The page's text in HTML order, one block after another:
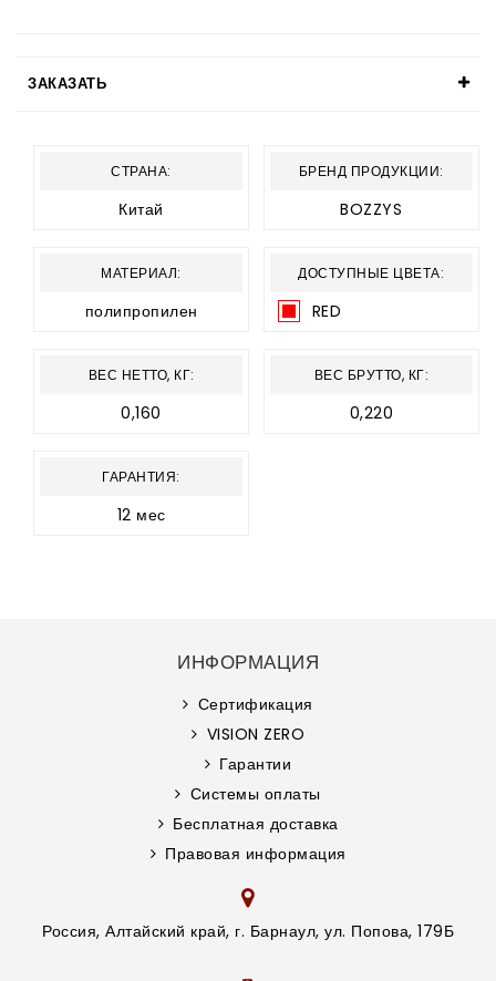
ЗАКАЗАТЬ
СТРАНА:
Китай
БРЕНД ПРОДУКЦИИ:
BOZZYS
МАТЕРИАЛ:
полипропилен
ДОСТУПНЫЕ ЦВЕТА:
RED
ВЕС НЕТТО, КГ:
0,160
ВЕС БРУТТО, КГ:
0,220
ГАРАНТИЯ:
12 мес
ИНФОРМАЦИЯ
Сертификация
VISION ZERO
Гарантии
Системы оплаты
Бесплатная доставка
Правовая информация
Россия, Алтайский край, г. Барнаул, ул. Попова, 179Б